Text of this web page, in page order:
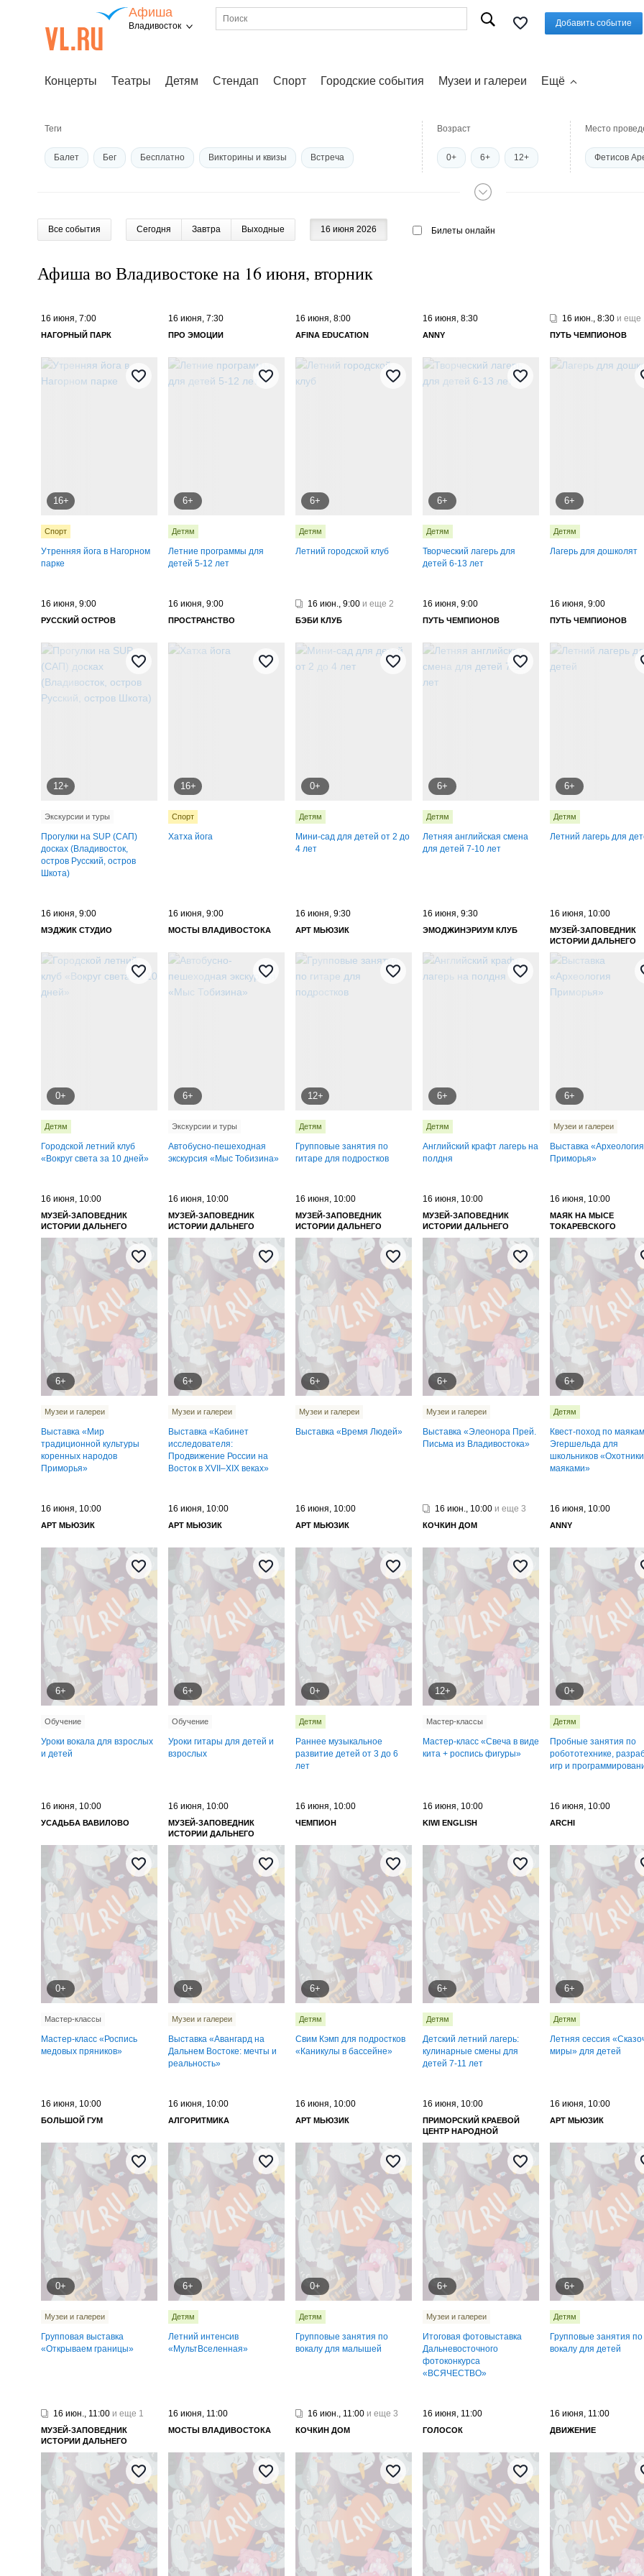
Афиша
Владивосток Добавить событие
Концерты Театры Детям Стендап Спорт Городские события Музеи и галереи Ещё
Теги
Балет Бег Бесплатно Викторины и квизы Встреча
Живая музыка Идеи для свидания Йога Квесты и игры
Познавательная программа Поп-музыка Пушкинская карта
Развлекательная программа Рисование Рок-музыка
Русская эстрада Сап прогулки Семинар
Возраст
0+ 6+ 12+
18+
Место
Фетисов
Все события
Сегодня Завтра Выходные 16 июня 2026 Билеты онлайн
Афиша во Владивостоке на 16 июня, вторник
16 июня, 7:00
НАГОРНЫЙ ПАРК
16+
Спорт
Утренняя йога в Нагорном
парке
16 июня, 7:30
ПРО ЭМОЦИИ
6+
Детям
Летние программы для
детей 5-12 лет
16 июня, 8:00
AFINA EDUCATION
6+
Детям
Летний городской клуб
16 июня, 8:30
ANNY
6+
Детям
Творческий лагерь для
детей 6-13 лет
16 июн., 8:30 и еще
ПУТЬ ЧЕМПИОНОВ
6+
Детям
Лагерь для дошколят
16 июня, 9:00
РУССКИЙ ОСТРОВ
12+
Экскурсии и туры
Прогулки на SUP (САП)
досках (Владивосток,
остров Русский, остров
Шкота)
16 июня, 9:00
ПРОСТРАНСТВО
16+
Спорт
Хатха йога
16 июн., 9:00 и еще 2
БЭБИ КЛУБ
0+
Детям
Мини-сад для детей от 2 до
4 лет
16 июня, 9:00
ПУТЬ ЧЕМПИОНОВ
6+
Детям
Летняя английская смена
для детей 7-10 лет
16 июня, 9:00
ПУТЬ ЧЕМПИОНОВ
6+
Детям
Летний лагерь для
16 июня, 9:00
МЭДЖИК СТУДИО
0+
Детям
Городской летний клуб
«Вокруг света за 10 дней»
16 июня, 9:00
МОСТЫ ВЛАДИВОСТОКА
6+
Экскурсии и туры
Автобусно-пешеходная
экскурсия «Мыс Тобизина»
16 июня, 9:30
АРТ МЬЮЗИК
12+
Детям
Групповые занятия по
гитаре для подростков
16 июня, 9:30
ЭМОДЖИНЭРИУМ КЛУБ
6+
Детям
Английский крафт лагерь на
полдня
16 июня, 10:00
МУЗЕЙ-ЗАПОВЕДНИК
ИСТОРИИ ДАЛЬНЕГО
ВОСТОКА ИМЕНИ В. К.
АРСЕНЬЕВА
6+
Музеи и галереи
Выставка «Археология
Приморья»
16 июня, 10:00
МУЗЕЙ-ЗАПОВЕДНИК
ИСТОРИИ ДАЛЬНЕГО
ВОСТОКА ИМЕНИ В. К.
АРСЕНЬЕВА
6+
Музеи и галереи
Выставка «Мир
традиционной культуры
коренных народов
Приморья»
16 июня, 10:00
МУЗЕЙ-ЗАПОВЕДНИК
ИСТОРИИ ДАЛЬНЕГО
ВОСТОКА ИМЕНИ В. К.
АРСЕНЬЕВА
6+
Музеи и галереи
Выставка «Кабинет
исследователя:
Продвижение России на
Восток в XVII–XIX веках»
16 июня, 10:00
МУЗЕЙ-ЗАПОВЕДНИК
ИСТОРИИ ДАЛЬНЕГО
ВОСТОКА ИМЕНИ В. К.
АРСЕНЬЕВА
6+
Музеи и галереи
Выставка «Время Людей»
16 июня, 10:00
МУЗЕЙ-ЗАПОВЕДНИК
ИСТОРИИ ДАЛЬНЕГО
ВОСТОКА ИМЕНИ В. К.
АРСЕНЬЕВА
6+
Музеи и галереи
Выставка «Элеонора Прей.
Письма из Владивостока»
16 июня, 10:00
МАЯК НА МЫСЕ
ТОКАРЕВСКОГО
6+
Детям
Квест-поход по маякам
Эгершельда для
школьников
маяками»
16 июня, 10:00
АРТ МЬЮЗИК
6+
Обучение
Уроки вокала для взрослых
и детей
16 июня, 10:00
АРТ МЬЮЗИК
6+
Обучение
Уроки гитары для детей и
взрослых
16 июня, 10:00
АРТ МЬЮЗИК
0+
Детям
Раннее музыкальное
развитие детей от 3 до 6
лет
16 июн., 10:00 и еще 3
КОЧКИН ДОМ
12+
Мастер-классы
Мастер-класс «Свеча в виде
кита + роспись фигуры»
16 июня, 10:00
ANNY
0+
Детям
Пробные занятия по
робототехнике,
игр и
16 июня, 10:00
УСАДЬБА ВАВИЛОВО
0+
Мастер-классы
Мастер-класс «Роспись
медовых пряников»
16 июня, 10:00
МУЗЕЙ-ЗАПОВЕДНИК
ИСТОРИИ ДАЛЬНЕГО
ВОСТОКА ИМЕНИ В. К.
АРСЕНЬЕВА
0+
Музеи и галереи
Выставка «Авангард на
Дальнем Востоке: мечты и
реальность»
16 июня, 10:00
ЧЕМПИОН
6+
Детям
Свим Кэмп для подростков
«Каникулы в бассейне»
16 июня, 10:00
KIWI ENGLISH
6+
Детям
Детский летний лагерь:
кулинарные смены для
детей 7-11 лет
16 июня, 10:00
ARCHI
6+
Детям
Летняя сессия
миры» для детей
16 июня, 10:00
БОЛЬШОЙ ГУМ
0+
Музеи и галереи
Групповая выставка
«Открываем границы»
16 июня, 10:00
АЛГОРИТМИКА
6+
Детям
Летний интенсив
«МультВселенная»
16 июня, 10:00
АРТ МЬЮЗИК
0+
Детям
Групповые занятия по
вокалу для малышей
16 июня, 10:00
ПРИМОРСКИЙ КРАЕВОЙ
ЦЕНТР НАРОДНОЙ
КУЛЬТУРЫ
6+
Музеи и галереи
Итоговая фотовыставка
Дальневосточного
фотоконкурса
«ВСЯЧЕСТВО»
16 июня, 10:00
АРТ МЬЮЗИК
6+
Детям
Групповые занятия по
вокалу для детей
16 июн., 11:00 и еще 1
МУЗЕЙ-ЗАПОВЕДНИК
ИСТОРИИ ДАЛЬНЕГО
ВОСТОКА ИМЕНИ В. К.
АРСЕНЬЕВА
16 июня, 11:00
МОСТЫ ВЛАДИВОСТОКА
16 июн., 11:00 и еще 3
КОЧКИН ДОМ
16 июня, 11:00
ГОЛОСОК
16 июня, 11:00
ДВИЖЕНИЕ